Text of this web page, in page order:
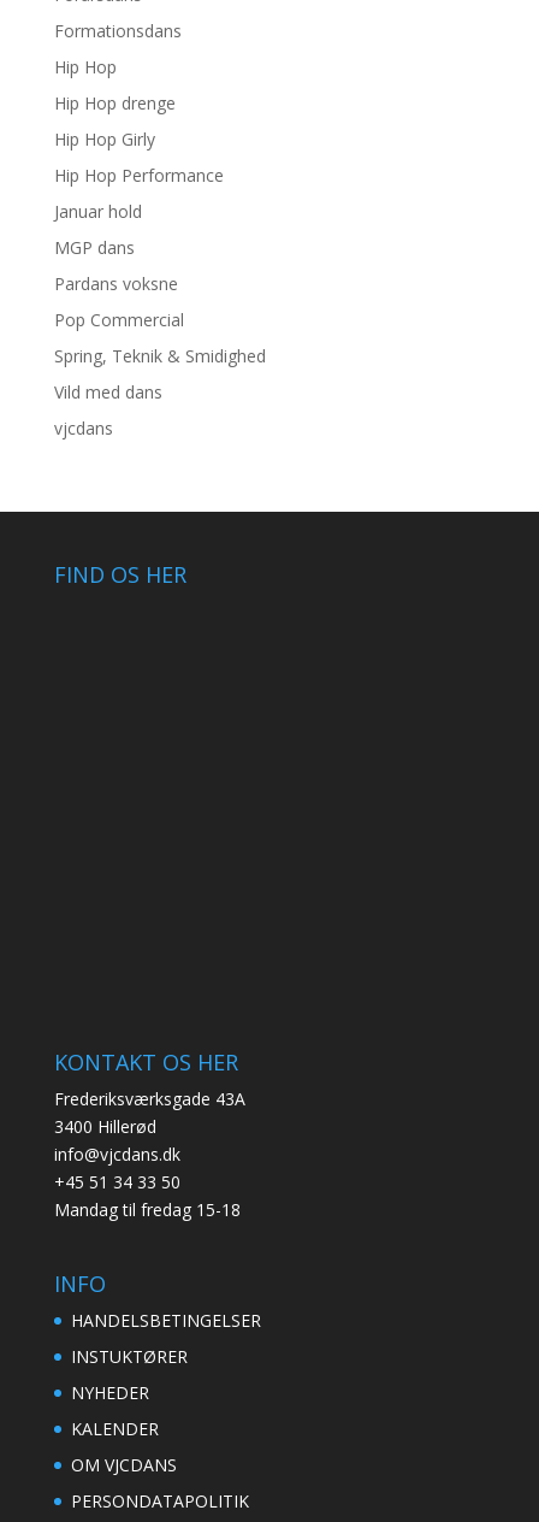
Formationsdans
Hip Hop
Hip Hop drenge
Hip Hop Girly
Hip Hop Performance
Januar hold
MGP dans
Pardans voksne
Pop Commercial
Spring, Teknik & Smidighed
Vild med dans
vjcdans
FIND OS HER
KONTAKT OS HER
Frederiksværksgade 43A
3400 Hillerød
info@vjcdans.dk
+45 51 34 33 50
Mandag til fredag 15-18
INFO
HANDELSBETINGELSER
INSTUKTØRER
NYHEDER
KALENDER
OM VJCDANS
PERSONDATAPOLITIK